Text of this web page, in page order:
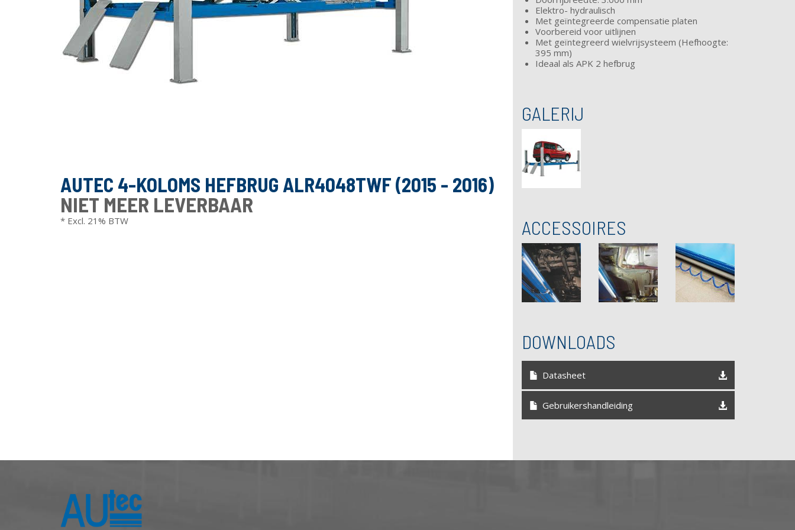
AUTEC 4-KOLOMS HEFBRUG ALR4048TWF (2015 - 2016)
NIET MEER LEVERBAAR
* Excl. 21% BTW
Elektro- hydraulisch
Met geïntegreerde compensatie platen
Voorbereid voor uitlijnen
Met geïntegreerd wielvrijsysteem (Hefhoogte:
395 mm)
Ideaal als APK 2 hefbrug
GALERIJ
ACCESSOIRES
DOWNLOADS
Datasheet
Gebruikershandleiding